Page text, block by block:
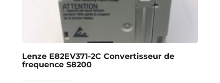
Lenze E82EV371-2C Convertisseur de
frequence S8200